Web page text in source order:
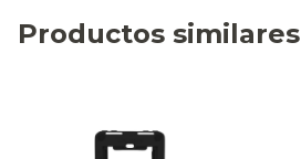
Productos similares